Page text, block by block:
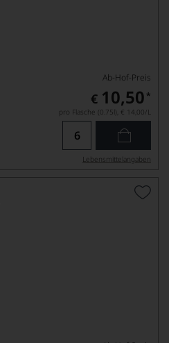
Ab-Hof-Preis
€ 10,50 *
pro Flasche (0.75l), € 14,00/L
Lebensmittel­angaben